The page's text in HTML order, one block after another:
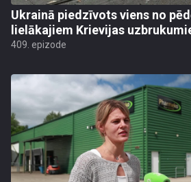
Ukrainā piedzīvots viens no
lielākajiem Krievijas
409. epizode